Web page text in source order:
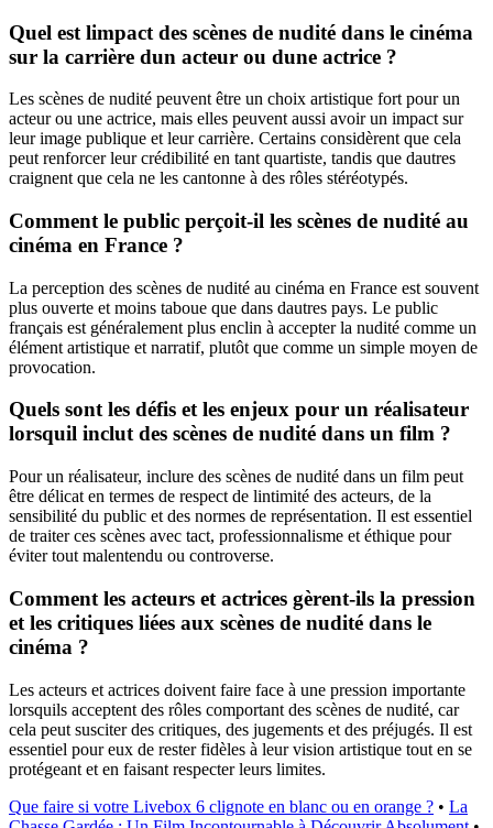
Quel est limpact des scènes de nudité dans le cinéma
sur la carrière dun acteur ou dune actrice ?
Les scènes de nudité peuvent être un choix artistique fort pour un
acteur ou une actrice, mais elles peuvent aussi avoir un impact sur
leur image publique et leur carrière. Certains considèrent que cela
peut renforcer leur crédibilité en tant quartiste, tandis que dautres
craignent que cela ne les cantonne à des rôles stéréotypés.
Comment le public perçoit-il les scènes de nudité au
cinéma en France ?
La perception des scènes de nudité au cinéma en France est souvent
plus ouverte et moins taboue que dans dautres pays. Le public
français est généralement plus enclin à accepter la nudité comme un
élément artistique et narratif, plutôt que comme un simple moyen de
provocation.
Quels sont les défis et les enjeux pour un réalisateur
lorsquil inclut des scènes de nudité dans un film ?
Pour un réalisateur, inclure des scènes de nudité dans un film peut
être délicat en termes de respect de lintimité des acteurs, de la
sensibilité du public et des normes de représentation. Il est essentiel
de traiter ces scènes avec tact, professionnalisme et éthique pour
éviter tout malentendu ou controverse.
Comment les acteurs et actrices gèrent-ils la pression
et les critiques liées aux scènes de nudité dans le
cinéma ?
Les acteurs et actrices doivent faire face à une pression importante
lorsquils acceptent des rôles comportant des scènes de nudité, car
cela peut susciter des critiques, des jugements et des préjugés. Il est
essentiel pour eux de rester fidèles à leur vision artistique tout en se
protégeant et en faisant respecter leurs limites.
Que faire si votre Livebox 6 clignote en blanc ou en orange ? • La